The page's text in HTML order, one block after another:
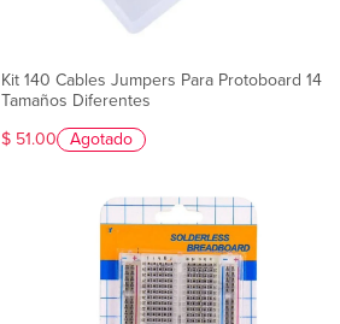
Kit 140 Cables Jumpers Para Protoboard 14
Tamaños Diferentes
$ 51.00
Agotado